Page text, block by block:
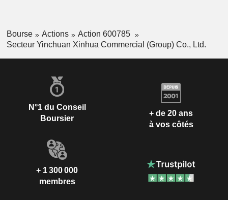
Bourse Actions
Action 600785
Secteur Yinchuan Xinhua Commercial (Group) Co., Ltd.
N°1 du Conseil
Boursier
+ de 20 ans
à vos côtés
+ 1 300 000
membres